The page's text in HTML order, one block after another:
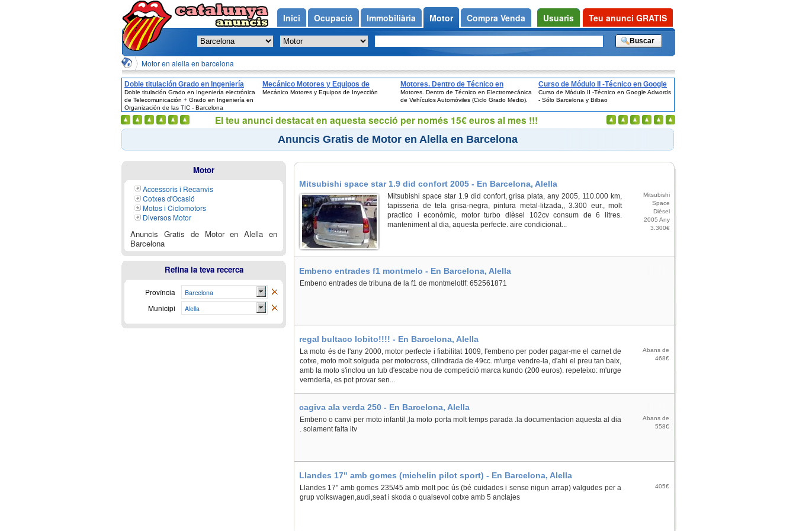
Motor en alella en barcelona
Doble titulación Grado en Ingeniería
electrónica de Telecomunicación +
Grado en Ingeniería en Organización de
las TIC - Barcelona
Doble titulación Grado en Ingeniería electrónica
de Telecomunicación + Grado en Ingeniería en
Organización de las TIC - Barcelona
Mecánico Motores y Equipos de
Inyección
Mecánico Motores y Equipos de Inyección
Motores. Dentro de Técnico en
Electromecánica de Vehículos
Automóviles (Ciclo Grado Medio).
Motores. Dentro de Técnico en Electromecánica
de Vehículos Automóviles (Ciclo Grado Medio).
Curso de Módulo II -Técnico en Google
Adwords - Sólo Barcelona y Bilbao
Curso de Módulo II -Técnico en Google Adwords
- Sólo Barcelona y Bilbao
Anuncis Gratis de Motor en Alella en Barcelona
Mitsubishi space star 1.9 did confort 2005 - En Barcelona, Alella
Mitsubishi space star 1.9 did confort, grisa plata, any 2005, 110.000 km,
tapisseria de tela grisa-negra, pintura metal·litzada,, 3.300 eur., molt
practico i econòmic, motor turbo dièsel 102cv consum de 6 litres.
manteniment al dia, aquesta perfecte. aire condicionat...
Mitsubishi
Space
Dièsel
2005 Any
3.300€
Embeno entrades f1 montmelo - En Barcelona, Alella
Embeno entrades de tribuna de la f1 de montmelotlf: 652561871
regal bultaco lobito!!!! - En Barcelona, Alella
La moto és de l'any 2000, motor perfecte i fiabilitat 1009, l'embeno per poder pagar-me el carnet de
cotxe, moto molt solguda per motocross, cilindrada de 49cc. m'urge vendre-la, d'ahi el preu tan baix,
amb la moto s'inclou un tub d'escabe nou de competició marca kundo (200 euros). repeteixo: m'urge
vernderla, es pot provar sen...
Abans de
1980 Any
468€
cagiva ala verda 250 - En Barcelona, Alella
Embeno o canvi per moto infantil ,la moto porta molt temps parada .la documentacion aquesta al dia
. solament falta itv
Abans de
1980 Any
558€
Llandes 17" amb gomes (michelin pilot sport) - En Barcelona, Alella
Llandes 17" amb gomes 235/45 amb molt poc ús (bé cuidades i sense nigun arrap) valgudes per a
grup volkswagen,audi,seat i skoda o qualsevol cotxe amb 5 anclajes
405€
Motor
Accessoris i Recanvis
Cotxes d'Ocasió
Motos i Ciclomotors
Diversos Motor
Anuncis Gratis de Motor en Alella en
Barcelona
Refina la teva recerca
Província Barcelona
Municipi Alella
Inici Ocupació Immobiliària Motor Compra Venda Usuaris Teu anunci GRATIS
El teu anunci destacat en aquesta secció per només 15€ euros al mes !!!